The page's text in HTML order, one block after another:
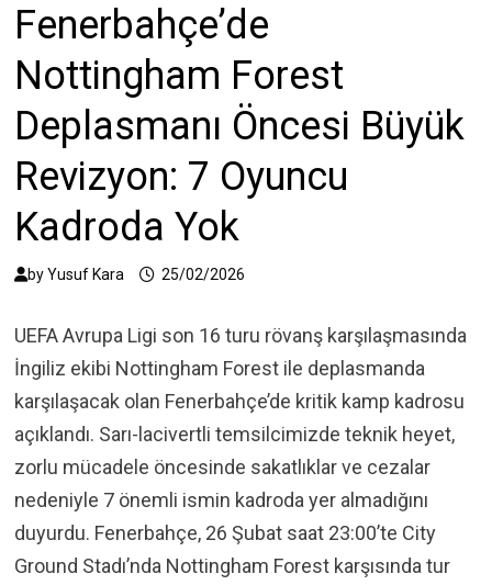
Fenerbahçe’de
Nottingham Forest
Deplasmanı Öncesi Büyük
Revizyon: 7 Oyuncu
Kadroda Yok
byYusuf Kara 25/02/2026
UEFA Avrupa Ligi son 16 turu rövanş karşılaşmasında
İngiliz ekibi Nottingham Forest ile deplasmanda
karşılaşacak olan Fenerbahçe’de kritik kamp kadrosu
açıklandı. Sarı-lacivertli temsilcimizde teknik heyet,
zorlu mücadele öncesinde sakatlıklar ve cezalar
nedeniyle 7 önemli ismin kadroda yer almadığını
duyurdu. Fenerbahçe, 26 Şubat saat 23:00’te City
Ground Stadı’nda Nottingham Forest karşısında tur